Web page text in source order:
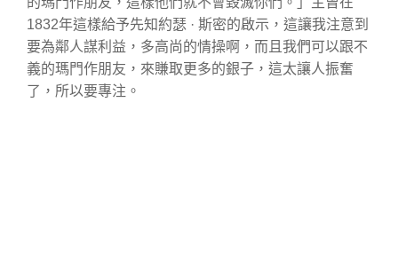
1832年這樣​給予​先知​約瑟 · 斯密​的​啟示，這讓我注意到
要為鄰人謀利益，多高尚的情操啊，而且我們可以跟不
義的瑪門作朋友，來賺取更多的銀子，這太讓人振奮
了，所以要專注。